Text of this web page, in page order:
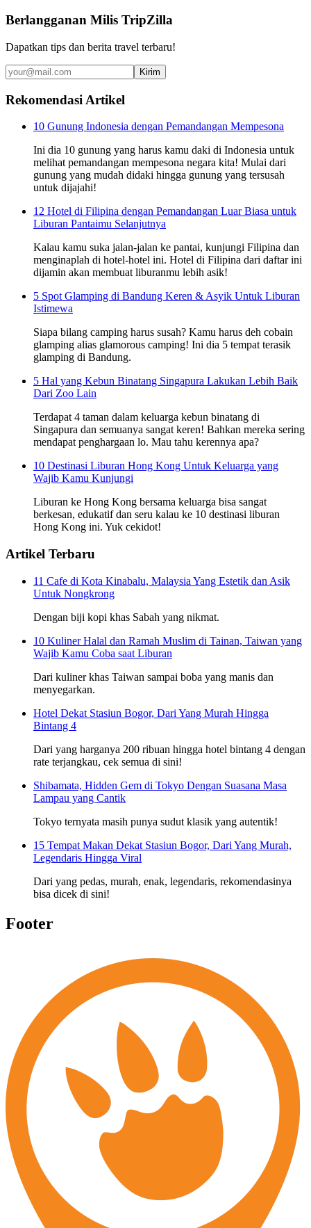
Berlangganan Milis TripZilla
Dapatkan tips dan berita travel terbaru!
Kirim
Rekomendasi Artikel
10 Gunung Indonesia dengan Pemandangan Mempesona
Ini dia 10 gunung yang harus kamu daki di Indonesia untuk
melihat pemandangan mempesona negara kita! Mulai dari
gunung yang mudah didaki hingga gunung yang tersusah
untuk dijajahi!
12 Hotel di Filipina dengan Pemandangan Luar Biasa untuk
Liburan Pantaimu Selanjutnya
Kalau kamu suka jalan-jalan ke pantai, kunjungi Filipina dan
menginaplah di hotel-hotel ini. Hotel di Filipina dari daftar ini
dijamin akan membuat liburanmu lebih asik!
5 Spot Glamping di Bandung Keren & Asyik Untuk Liburan
Istimewa
Siapa bilang camping harus susah? Kamu harus deh cobain
glamping alias glamorous camping! Ini dia 5 tempat terasik
glamping di Bandung.
5 Hal yang Kebun Binatang Singapura Lakukan Lebih Baik
Dari Zoo Lain
Terdapat 4 taman dalam keluarga kebun binatang di
Singapura dan semuanya sangat keren! Bahkan mereka sering
mendapat penghargaan lo. Mau tahu kerennya apa?
10 Destinasi Liburan Hong Kong Untuk Keluarga yang
Wajib Kamu Kunjungi
Liburan ke Hong Kong bersama keluarga bisa sangat
berkesan, edukatif dan seru kalau ke 10 destinasi liburan
Hong Kong ini. Yuk cekidot!
Artikel Terbaru
11 Cafe di Kota Kinabalu, Malaysia Yang Estetik dan Asik
Untuk Nongkrong
Dengan biji kopi khas Sabah yang nikmat.
10 Kuliner Halal dan Ramah Muslim di Tainan, Taiwan yang
Wajib Kamu Coba saat Liburan
Dari kuliner khas Taiwan sampai boba yang manis dan
menyegarkan.
Hotel Dekat Stasiun Bogor, Dari Yang Murah Hingga
Bintang 4
Dari yang harganya 200 ribuan hingga hotel bintang 4 dengan
rate terjangkau, cek semua di sini!
Shibamata, Hidden Gem di Tokyo Dengan Suasana Masa
Lampau yang Cantik
Tokyo ternyata masih punya sudut klasik yang autentik!
15 Tempat Makan Dekat Stasiun Bogor, Dari Yang Murah,
Legendaris Hingga Viral
Dari yang pedas, murah, enak, legendaris, rekomendasinya
bisa dicek di sini!
Footer